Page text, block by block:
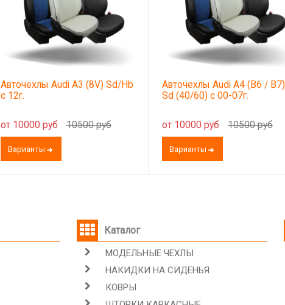
Авточехлы Audi A3 (8V) Sd/Hb
c 12г.
от 10000 руб 10500 руб
Варианты
Авточехлы Audi A4 (B6 / B7)
Sd (40/60) с 00-07г.
от 10000 руб 10500 руб
Варианты
Каталог
МОДЕЛЬНЫЕ ЧЕХЛЫ
НАКИДКИ НА СИДЕНЬЯ
КОВРЫ